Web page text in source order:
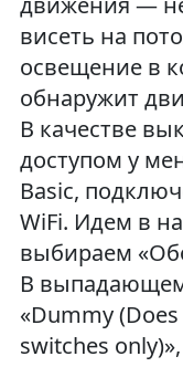
висеть на
освещение в
обнаружит
В качестве
доступом у
Basic,
WiFi. Идем в
выбираем
В
«Dummy
switches